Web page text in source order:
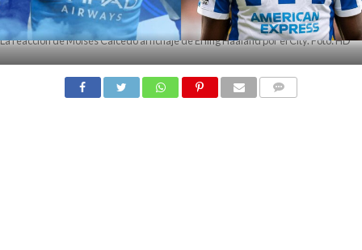
La reacción de Moisés Caicedo al fichaje de Erling Haaland por el City. Foto: HD